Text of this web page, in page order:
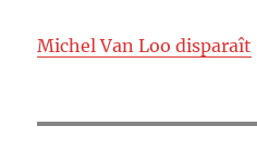
Michel Van Loo disparaît